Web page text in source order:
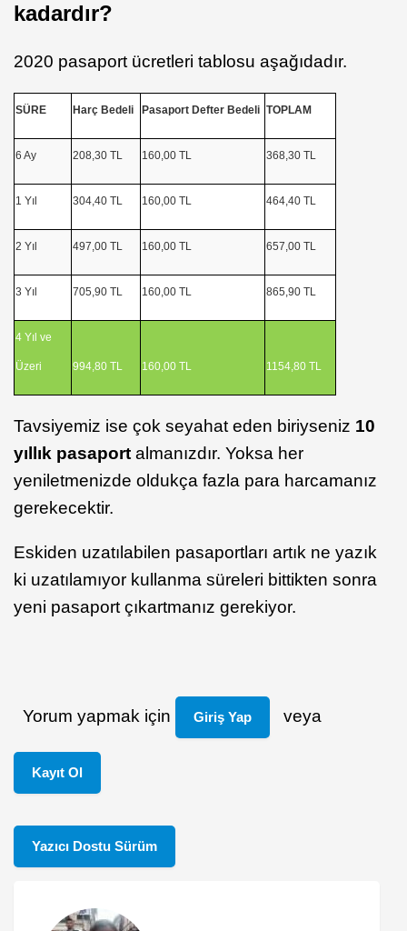
kadardır?
2020 pasaport ücretleri tablosu aşağıdadır.
SÜRE Harç Bedeli Pasaport Defter Bedeli TOPLAM
6 Ay 208,30 TL 160,00 TL 368,30 TL
1 Yıl 304,40 TL 160,00 TL 464,40 TL
2 Yıl 497,00 TL 160,00 TL 657,00 TL
3 Yıl 705,90 TL 160,00 TL 865,90 TL
4 Yıl ve
Üzeri 994,80 TL 160,00 TL 1154,80 TL
Tavsiyemiz ise çok seyahat eden biriyseniz 10
yıllık pasaport almanızdır. Yoksa her
yeniletmenizde oldukça fazla para harcamanız
gerekecektir.
Eskiden uzatılabilen pasaportları artık ne yazık
ki uzatılamıyor kullanma süreleri bittikten sonra
yeni pasaport çıkartmanız gerekiyor.
Yorum yapmak için Giriş Yap veya
Kayıt Ol
Yazıcı Dostu Sürüm